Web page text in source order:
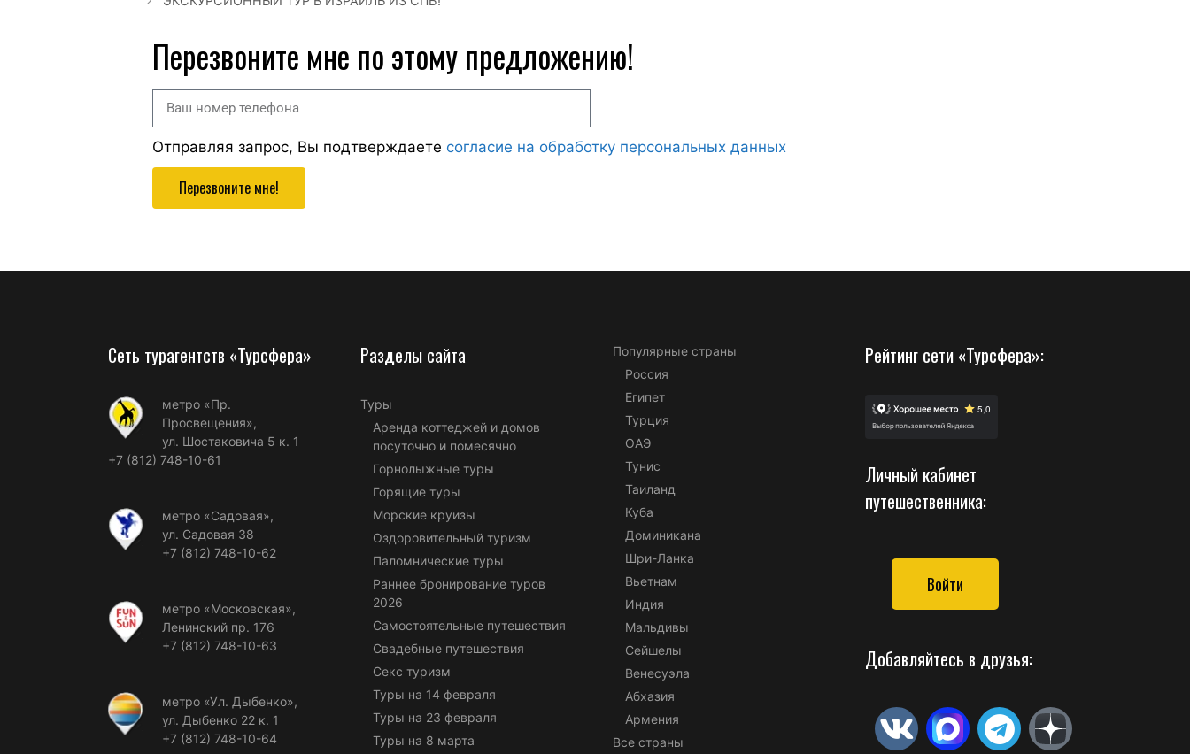
Перезвоните мне по этому предложению!
Отправляя запрос, Вы подтверждаете согласие на обработку персональных данных
Перезвоните мне!
Сеть турагентств «Турсфера»
метро «Пр.
Просвещения»,
ул. Шостаковича 5 к. 1
+7 (812) 748-10-61
метро «Садовая»,
ул. Садовая 38
+7 (812) 748-10-62
метро «Московская»,
Ленинский пр. 176
+7 (812) 748-10-63
метро «Ул. Дыбенко»,
ул. Дыбенко 22 к. 1
+7 (812) 748-10-64
Разделы сайта
Туры
Аренда коттеджей и домов
посуточно и помесячно
Горнолыжные туры
Горящие туры
Морские круизы
Оздоровительный туризм
Паломнические туры
Раннее бронирование туров
2026
Самостоятельные путешествия
Свадебные путешествия
Секс туризм
Туры на 14 февраля
Туры на 23 февраля
Туры на 8 марта
Популярные страны
Россия
Египет
Турция
ОАЭ
Тунис
Таиланд
Куба
Доминикана
Шри-Ланка
Вьетнам
Индия
Мальдивы
Сейшелы
Венесуэла
Абхазия
Армения
Все страны
Рейтинг сети «Турсфера»:
Личный кабинет
путешественника:
Войти
Добавляйтесь в друзья: